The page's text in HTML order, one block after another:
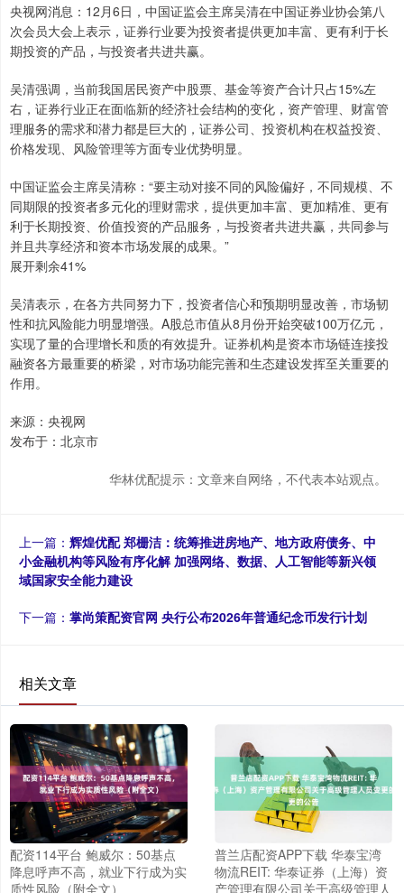
央视网消息：12月6日，中国证监会主席吴清在中国证券业协会第八
次会员大会上表示，证券行业要为投资者提供更加丰富、更有利于长
期投资的产品，与投资者共进共赢。
吴清强调，当前我国居民资产中股票、基金等资产合计只占15%左
右，证券行业正在面临新的经济社会结构的变化，资产管理、财富管
理服务的需求和潜力都是巨大的，证券公司、投资机构在权益投资、
价格发现、风险管理等方面专业优势明显。
中国证监会主席吴清称：“要主动对接不同的风险偏好，不同规模、不
同期限的投资者多元化的理财需求，提供更加丰富、更加精准、更有
利于长期投资、价值投资的产品服务，与投资者共进共赢，共同参与
并且共享经济和资本市场发展的成果。”
展开剩余41%
吴清表示，在各方共同努力下，投资者信心和预期明显改善，市场韧
性和抗风险能力明显增强。A股总市值从8月份开始突破100万亿元，
实现了量的合理增长和质的有效提升。证券机构是资本市场链连接投
融资各方最重要的桥梁，对市场功能完善和生态建设发挥至关重要的
作用。
来源：央视网
发布于：北京市
华林优配提示：文章来自网络，不代表本站观点。
上一篇： 辉煌优配 郑栅洁：统筹推进房地产、地方政府债务、中
小金融机构等风险有序化解 加强网络、数据、人工智能等新兴领
域国家安全能力建设
下一篇： 掌尚策配资官网 央行公布2026年普通纪念币发行计划
相关文章
配资114平台 鲍威尔：50基点
降息呼声不高，就业下行成为实
质性风险（附全文）
普兰店配资APP下载 华泰宝湾
物流REIT: 华泰证券（上海）资
产管理有限公司关于高级管理人